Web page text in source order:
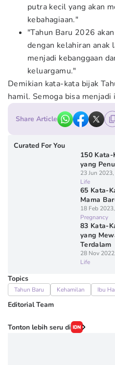
putra kecil yang akan
kebahagiaan."
"Tahun Baru 2026
dengan kelahiran anak
menjadi kebanggaan
keluargamu."
Demikian kata-kata bijak
hamil. Semoga bisa menjadi
Share Article
Curated For You
150
yang
23 Jun
Life
65 Kata-
Mama
18 Feb
Pregnancy
83 Kata-
yang
Terdalam
28 Nov
Life
Topics
Tahun Baru Kehamilan Ibu
Editorial Team
Editor
Irma ediarti mardiyah
Tonton lebih seru di